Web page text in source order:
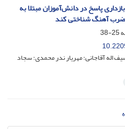
پاسخ در دانش‌آموزان مبتلا به
آهنگ شناختی کند
25-38
اله آقاجانی؛ مهریار ندر محمدی؛ سجاد